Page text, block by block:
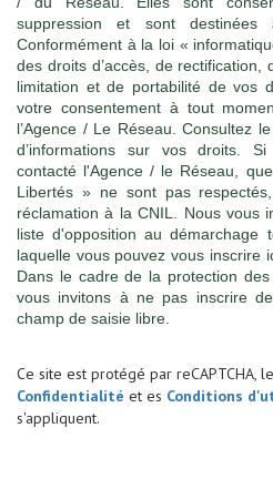
suppression et sont
Conformément à la loi «
des droits d’accès, de rectification,
limitation et de portabilité de vos
votre consentement à tout
l’Agence / Le Réseau. Consultez
d’informations sur vos droits.
contacté l'Agence / le Réseau,
Libertés » ne sont pas
réclamation à la CNIL. Nous vous
liste d'opposition au démarchage
laquelle vous pouvez vous inscrire
Dans le cadre de la protection
vous invitons à ne pas inscrire
champ de saisie libre.
Ce site est protégé par reCAPTCHA,
Confidentialité et es Conditions
s'appliquent.